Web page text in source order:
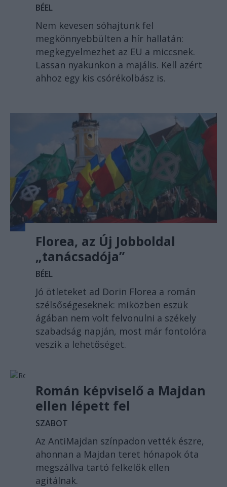
BÉEL
Nem kevesen sóhajtunk fel
megkönnyebbülten a hír hallatán:
megkegyelmezhet az EU a miccsnek.
Lassan nyakunkon a majális. Kell azért
ahhoz egy kis csórékolbász is.
Florea, az Új Jobboldal
„tanácsadója”
BÉEL
Jó ötleteket ad Dorin Florea a román
szélsőségeseknek: miközben eszük
ágában nem volt felvonulni a székely
szabadság napján, most már fontolóra
veszik a lehetőséget.
Román képviselő a Majdan
ellen lépett fel
SZABOT
Az AntiMajdan színpadon vették észre,
ahonnan a Majdan teret hónapok óta
megszállva tartó felkelők ellen
agitálnak.